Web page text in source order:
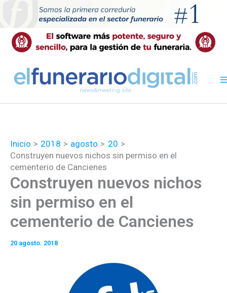
contenido
Inicio 2018 agosto
20
Construyen nuevos nichos sin permiso en el
cementerio de Cancienes
Construyen nuevos nichos
sin permiso en el
cementerio de Cancienes
20 agosto. 2018